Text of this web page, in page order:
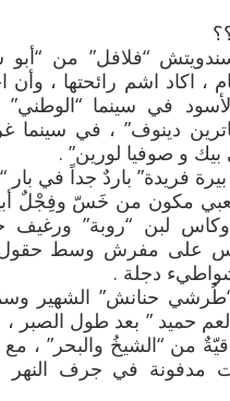
“فلافل” من
، اكاد اشم رائحتها ، وأن
في سينما “الوطني”
دينوف” ، في سينما
بيك و صوفيا لورين” .
فريدة” باردٌ جداً في بار
مكون من خَسّ وفِجْلٌ
لبن “روبة” ورغيف
على مفرش وسط حقول
دجلة .
حنانش” الشهير
حميد ” بعد طول الصبر ،
من “الشيخُ والبحر” ،
مدفونة في جرف النهر